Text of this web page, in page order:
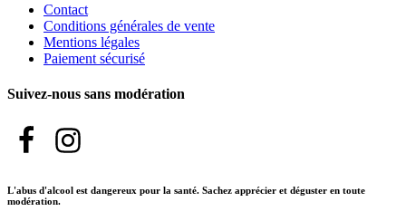
Contact
Conditions générales de vente
Mentions légales
Paiement sécurisé
Suivez-nous sans modération
L'abus d'alcool est dangereux pour la santé. Sachez apprécier et déguster en toute
modération.